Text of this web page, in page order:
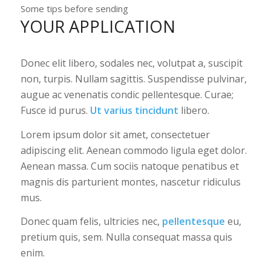
Some tips before sending
YOUR APPLICATION
Donec elit libero, sodales nec, volutpat a, suscipit
non, turpis. Nullam sagittis. Suspendisse pulvinar,
augue ac venenatis condic pellentesque. Curae;
Fusce id purus. Ut varius tincidunt libero.
Lorem ipsum dolor sit amet, consectetuer
adipiscing elit. Aenean commodo ligula eget dolor.
Aenean massa. Cum sociis natoque penatibus et
magnis dis parturient montes, nascetur ridiculus
mus.
Donec quam felis, ultricies nec, pellentesque eu,
pretium quis, sem. Nulla consequat massa quis
enim.